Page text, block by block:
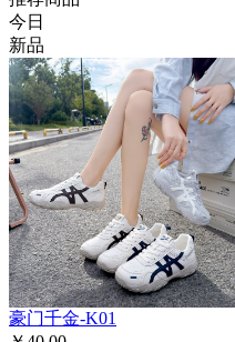
今日
新品
豪门千金-K01